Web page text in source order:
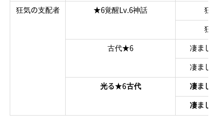
狂気の支配者
★6覚醒Lv.6神話
狂
狂
古代★6
凄まじ
凄まじ
光る★6古代
凄まじ
凄まじ